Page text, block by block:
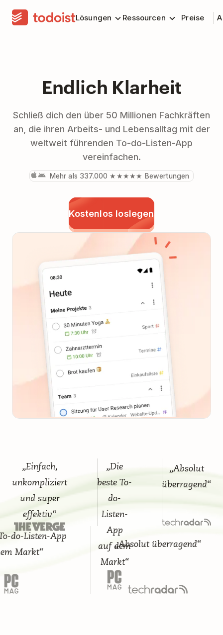
Lösungen Ressourcen Preise
Endlich Klarheit
Schließ dich den über 50 Millionen Fachkräften
an, die ihren Arbeits- und Lebensalltag mit der
weltweit führenden To-do-Listen-App
vereinfachen.
Mehr als 337.000 ★★★★★ Bewertungen
Kostenlos loslegen
„Einfach,
unkompliziert
und super
effektiv“
„Die
beste To-
do-
Listen-
App
auf dem
Markt“
„Absolut
überragend“
Listen-App
„Absolut überragend“